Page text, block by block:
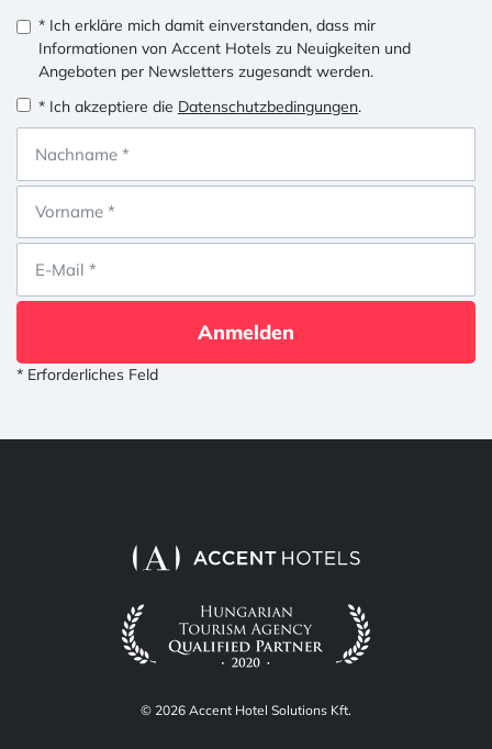
* Ich erkläre mich damit einverstanden, dass mir
Informationen von Accent Hotels zu Neuigkeiten und
Angeboten per Newsletters zugesandt werden.
* Ich akzeptiere die Datenschutzbedingungen.
Anmelden
* Erforderliches Feld
© 2026 Accent Hotel Solutions Kft.